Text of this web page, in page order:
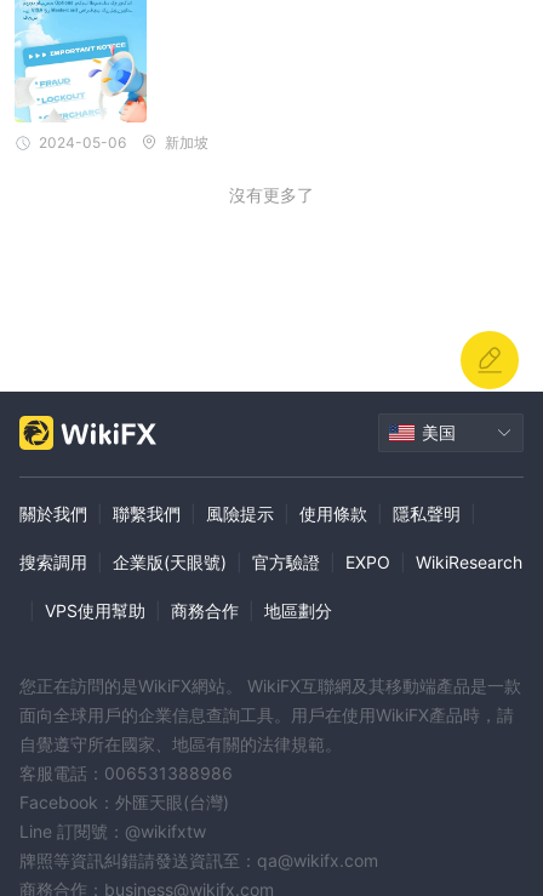
戶沒有佣金，適合喜歡經濟高效的交易體驗且無需額外交易費用的交
易者。 Prime 帳戶在提供具競爭力的點差的同時，也產生最低的佣
金。最後，Plus帳戶不收取佣金，並專注於交易的簡單性和直接性。
總之， Loyalty Liquidity Limited為交易者提供了根據其特定交易偏
好靈活選擇帳戶類型的能力，無論是低點差含佣金、無佣金點差稍
寬，還是兩者之間的平衡。這種方法允許交易者根據個人策略和目標
調整交易成本，從而增強他們的整體交易體驗。交易者在選擇最適合
Visa：全球接受的支付卡網絡，由銀行發行，支援多種形式的交易。
Apple Pay：Apple 針對 iOS 裝置的行動支付服務，提供安全的非接
萬事達卡：類似 Visa 的主要支付卡網絡，廣泛接受信用卡、金融卡
Discover：一家總部位於美國的信用卡公司，提供現金回饋獎勵，
並在美國廣泛使用。
的性質而聞名。
取各種金融市場和先進的交易工具。
Android 版 MT5：適用於 Android 裝置的行動交易應用程序，可隨
時隨地存取即時市場數據、互動式圖表和交易工具。
MT5 for MacBook：針對macOS進行了最佳化，該平台為Mac用戶
提供與Windows版本相同的強大交易功能。
iOS 版 MT5：專為 Apple 裝置（包括 iPhone 和 iPad）量身定制，
讓交易者能夠輕鬆地在 iOS 裝置上執行交易並存取市場資料。
2024-05-06 新加坡
沒有更多了
美国
關於我們 聯繫我們 風險提示 使用條款 隱私聲明
搜索調用 企業版(天眼號) 官方驗證 EXPO WikiResearch
VPS使用幫助 商務合作 地區劃分
您正在訪問的是WikiFX網站。 WikiFX互聯網及其移動端產品是一款
面向全球用戶的企業信息查詢工具。用戶在使用WikiFX產品時，請
自覺遵守所在國家、地區有關的法律規範。
客服電話：006531388986
Facebook：外匯天眼(台灣)
Line 訂閱號：@wikifxtw
牌照等資訊糾錯請發送資訊至：qa@wikifx.com
商務合作：business@wikifx.com